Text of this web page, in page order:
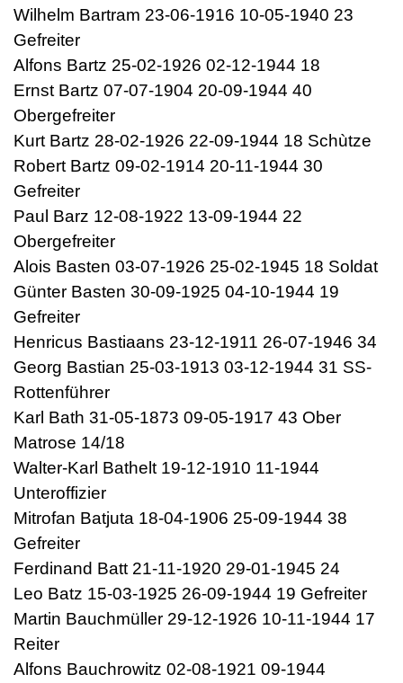
Wilhelm Bartram 23-06-1916 10-05-1940 23
Gefreiter
Alfons Bartz 25-02-1926 02-12-1944 18
Ernst Bartz 07-07-1904 20-09-1944 40
Obergefreiter
Kurt Bartz 28-02-1926 22-09-1944 18 Schùtze
Robert Bartz 09-02-1914 20-11-1944 30
Gefreiter
Paul Barz 12-08-1922 13-09-1944 22
Obergefreiter
Alois Basten 03-07-1926 25-02-1945 18 Soldat
Günter Basten 30-09-1925 04-10-1944 19
Gefreiter
Henricus Bastiaans 23-12-1911 26-07-1946 34
Georg Bastian 25-03-1913 03-12-1944 31 SS-
Rottenführer
Karl Bath 31-05-1873 09-05-1917 43 Ober
Matrose 14/18
Walter-Karl Bathelt 19-12-1910 11-1944
Unteroffizier
Mitrofan Batjuta 18-04-1906 25-09-1944 38
Gefreiter
Ferdinand Batt 21-11-1920 29-01-1945 24
Leo Batz 15-03-1925 26-09-1944 19 Gefreiter
Martin Bauchmüller 29-12-1926 10-11-1944 17
Reiter
Alfons Bauchrowitz 02-08-1921 09-1944